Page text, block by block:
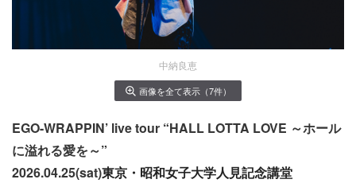
中納良恵
画像を全て表示（7件）
EGO-WRAPPIN’ live tour “HALL LOTTA LOVE ～ホール
に溢れる愛を～”
2026.04.25(sat)東京・昭和女子大学人見記念講堂